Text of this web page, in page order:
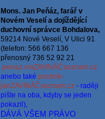
Mons. Jan Peňáz, farář v
Novém Veselí a dojíždějící
duchovní správceBohdalova,
59214 Nové Veselí, V Ulici 91
(telefon: 566 667 136
přenosný 736 52 92 21
penaz.vmZAVINÁČseznam.cz
anebo také poutnik-
janZAVINÁČseznam.cz- raději
pište na oba, kdyby se jeden
pokazil),
DÁVÁ VŠEM PRÁVO